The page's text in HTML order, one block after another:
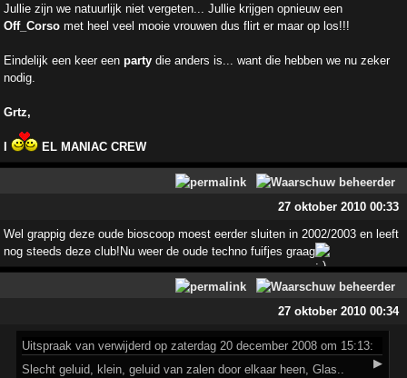
Jullie zijn we natuurlijk niet vergeten... Jullie krijgen opnieuw een
Off_Corsomet heel veel mooie vrouwen dus flirt er maar op los!!!
Eindelijk een keer een partydie anders is... want die hebben we nu zeker
nodig.
Grtz,
EL MANIAC CREW
27 oktober 2010 00:33
Wel grappig deze oude bioscoop moest eerder sluiten in 2002/2003 en leeft
nog steeds deze club!Nu weer de oude techno fuifjes graag
27 oktober 2010 00:34
Uitspraak van verwijderd op zaterdag 20 december 2008 om 15:13:
▶
Slecht geluid, klein, geluid van zalen door elkaar heen, Glas..